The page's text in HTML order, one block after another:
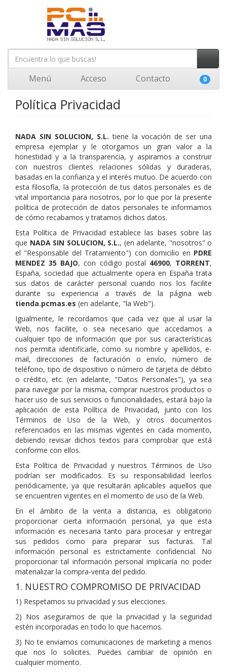
Menú Acceso Contacto 0
Política Privacidad
NADA SIN SOLUCION, S.L. tiene la vocación de ser una
empresa ejemplar y le otorgamos un gran valor a la
honestidad y a la transparencia, y aspiramos a construir
con nuestros clientes relaciones sólidas y duraderas,
basadas en la confianza y el interés mutuo. De acuerdo con
esta filosofía, la protección de tus datos personales es de
vital importancia para nosotros, por lo que por la presente
política de protección de datos personales te informamos
de cómo recabamos y tratamos dichos datos.
Esta Política de Privacidad establece las bases sobre las
que NADA SIN SOLUCION, S.L., (en adelante, "nosotros" o
el "Responsable del Tratamiento") con domicilio en PDRE
MENDEZ 35 BAJO, con código postal 46900, TORRENT,
España, sociedad que actualmente opera en España trata
sus datos de carácter personal cuando nos los facilite
durante su experiencia a través de la página web
tienda.pcmas.es (en adelante, "la Web").
Igualmente, le recordamos que cada vez que al usar la
Web, nos facilite, o sea necesario que accedamos a
cualquier tipo de información que por sus características
nos permita identificarle, como su nombre y apellidos, e-
mail, direcciones de facturación o envío, número de
teléfono, tipo de dispositivo o número de tarjeta de débito
o crédito, etc. (en adelante, "Datos Personales"), ya sea
para navegar por la misma, comprar nuestros productos o
hacer uso de sus servicios o funcionalidades, estará bajo la
aplicación de esta Política de Privacidad, junto con los
Términos de Uso de la Web, y otros documentos
referenciados en las mismas vigentes en cada momento,
debiendo revisar dichos textos para comprobar que está
conforme con ellos.
Esta Política de Privacidad y nuestros Términos de Uso
podrían ser modificados. Es su responsabilidad leerlos
periódicamente, ya que resultarán aplicables aquellos que
se encuentren vigentes en el momento de uso de la Web.
En el ámbito de la venta a distancia, es obligatorio
proporcionar cierta información personal, ya que esta
información es necesaria tanto para procesar y entregar
sus pedidos como para preparar sus facturas. Tal
información personal es estrictamente confidencial. No
proporcionar tal información personal implicaría no poder
materializar la compra-venta del pedido.
1. NUESTRO COMPROMISO DE PRIVACIDAD
1) Respetamos su privacidad y sus elecciones.
2) Nos aseguramos de que la privacidad y la seguridad
estén incorporadas en todo lo que hacemos.
3) No te enviamos comunicaciones de marketing a menos
que nos lo solicites. Puedes cambiar de opinión en
cualquier momento.